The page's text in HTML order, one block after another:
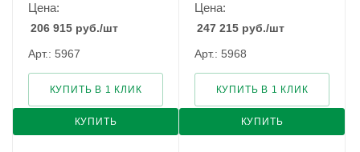
Цена:
206 915 руб./шт
Арт.: 5967
КУПИТЬ
КУПИТЬ В 1 КЛИК
Цена:
247 215 руб./шт
Арт.: 5968
КУПИТЬ
КУПИТЬ В 1 КЛИК